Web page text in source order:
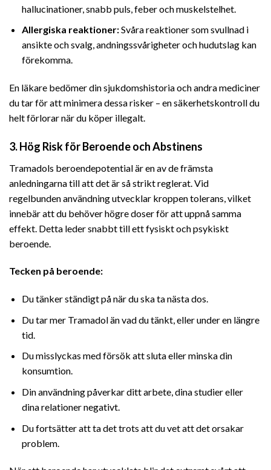
hallucinationer, snabb puls, feber och muskelstelhet.
Allergiska reaktioner:Svåra reaktioner som svullnad i
ansikte och svalg, andningssvårigheter och hudutslag kan
förekomma.
En läkare bedömer din sjukdomshistoria och andra mediciner
du tar för att minimera dessa risker – en säkerhetskontroll du
helt förlorar när du köper illegalt.
3. Hög Risk för Beroende och Abstinens
Tramadols beroendepotential är en av de främsta
anledningarna till att det är så strikt reglerat. Vid
regelbunden användning utvecklar kroppen tolerans, vilket
innebär att du behöver högre doser för att uppnå samma
effekt. Detta leder snabbt till ett fysiskt och psykiskt
beroende.
Tecken på beroende:
Du tänker ständigt på när du ska ta nästa dos.
Du tar mer Tramadol än vad du tänkt, eller under en längre
tid.
Du misslyckas med försök att sluta eller minska din
konsumtion.
Din användning påverkar ditt arbete, dina studier eller
dina relationer negativt.
Du fortsätter att ta det trots att du vet att det orsakar
problem.